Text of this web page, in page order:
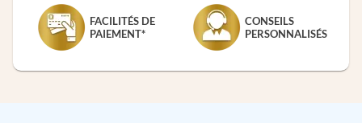
FACILITÉS DE
PAIEMENT*
CONSEILS
PERSONNALISÉS